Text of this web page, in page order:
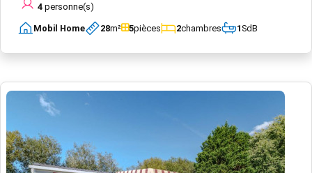
4 personne(s)
Mobil Home 28m² 5pièces 2chambres 1SdB